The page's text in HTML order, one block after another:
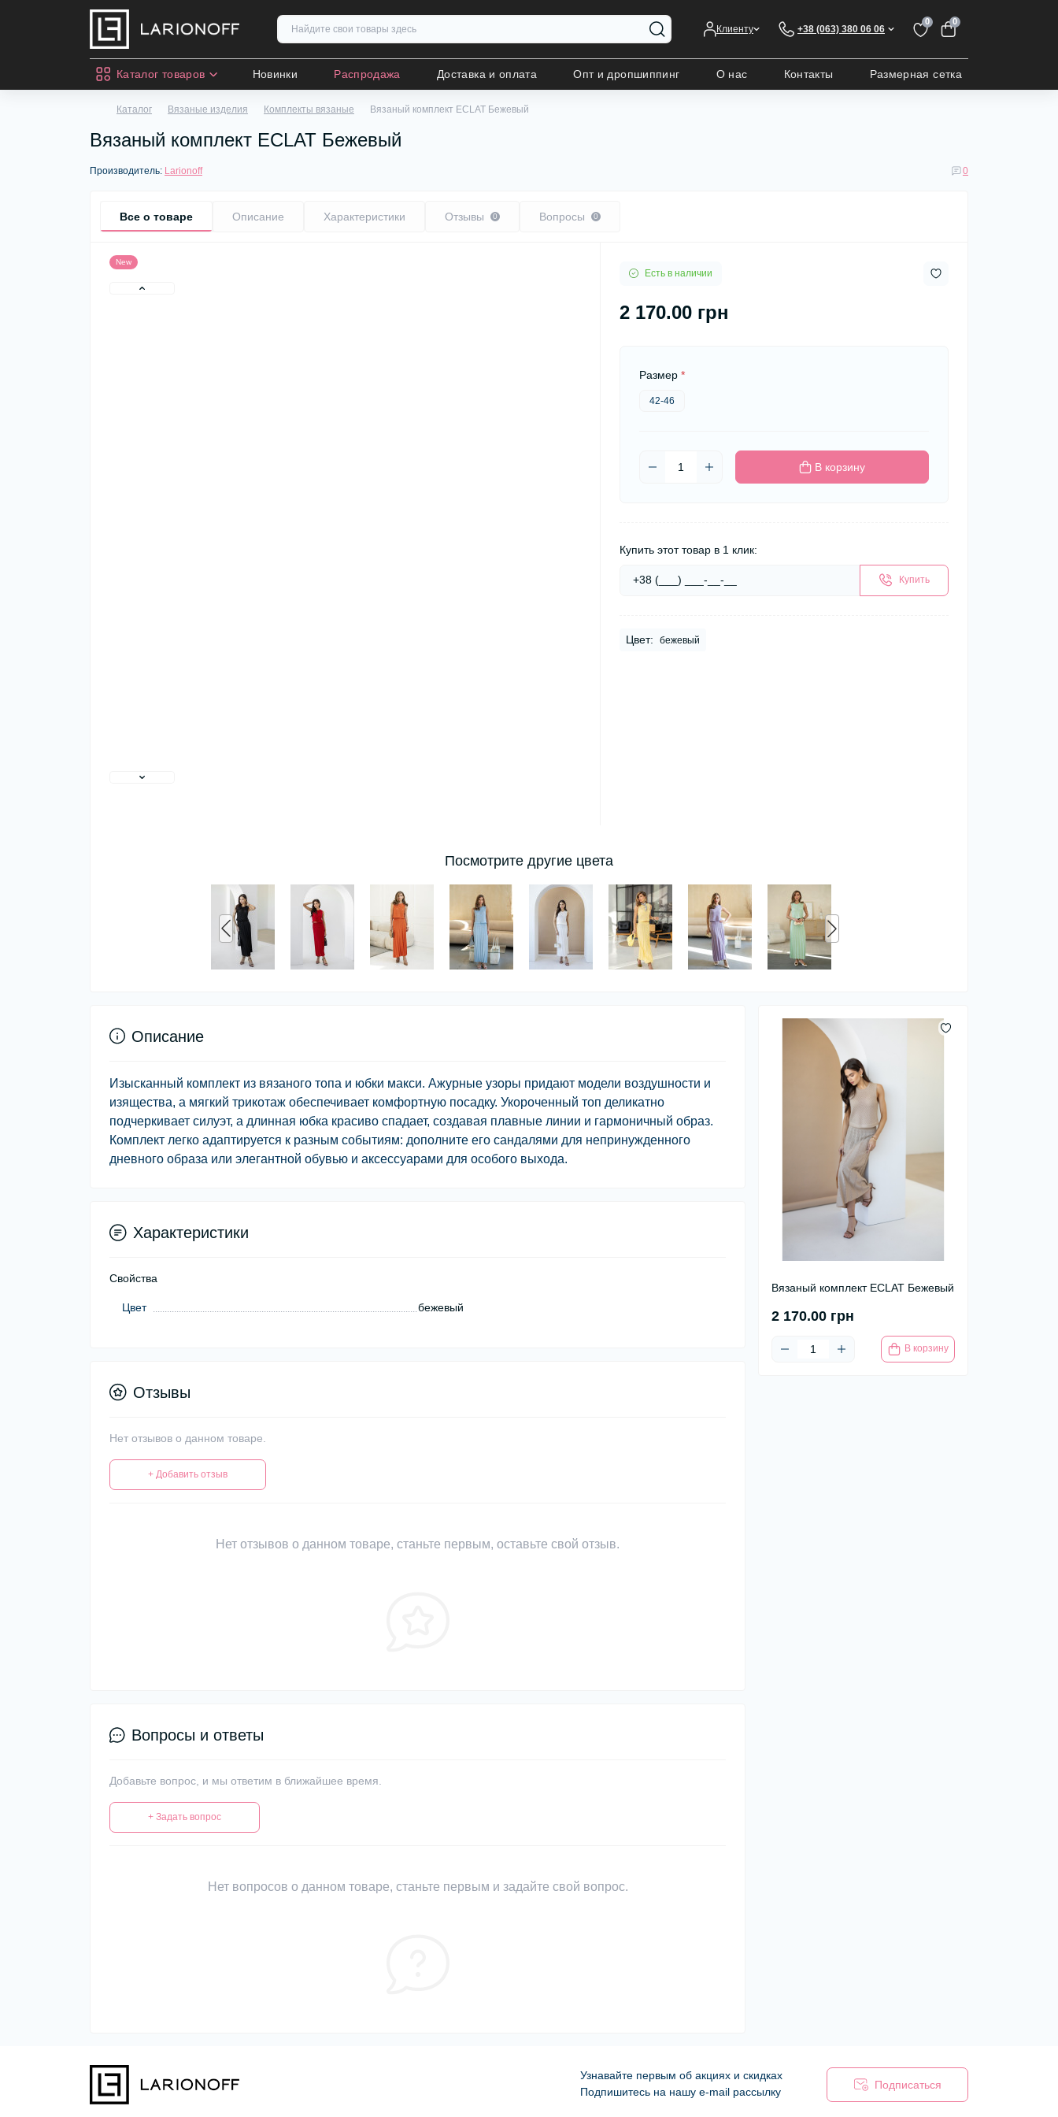
Клиенту +38 (063) 380 06 06
0 0
Каталог товаров Новинки Распродажа Доставка и оплата Опт и дропшиппинг О нас Контакты Размерная сетка
Каталог Вязаные изделия Комплекты вязаные Вязаный комплект ECLAT Бежевый
Вязаный комплект ECLAT Бежевый
Производитель: Larionoff 0
Все о товаре Описание Характеристики Отзывы 0 Вопросы 0
New
Посмотрите другие цвета
Есть в наличии
2 170.00 грн
Размер *
42-46
В корзину
Купить этот товар в 1 клик:
Купить
Цвет: бежевый
Вязаный комплект ECLAT Бежевый
2 170.00 грн
В корзину
Описание
Изысканный комплект из вязаного топа и юбки макси. Ажурные узоры придают модели воздушности и
изящества, а мягкий трикотаж обеспечивает комфортную посадку. Укороченный топ деликатно
подчеркивает силуэт, а длинная юбка красиво спадает, создавая плавные линии и гармоничный образ.
Комплект легко адаптируется к разным событиям: дополните его сандалями для непринужденного
дневного образа или элегантной обувью и аксессуарами для особого выхода.
Характеристики
Свойства
Цвет бежевый
Отзывы
Нет отзывов о данном товаре.
+ Добавить отзыв
Нет отзывов о данном товаре, станьте первым, оставьте свой отзыв.
Вопросы и ответы
Добавьте вопрос, и мы ответим в ближайшее время.
+ Задать вопрос
Нет вопросов о данном товаре, станьте первым и задайте свой вопрос.
Узнавайте первым об акциях и скидках
Подпишитесь на нашу e-mail рассылку
Подписаться